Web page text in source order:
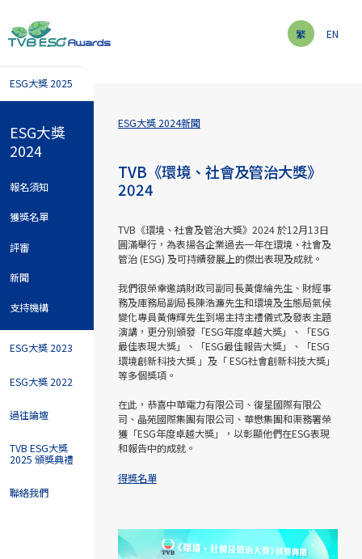
繁 EN
ESG大獎 2025
ESG大獎
2024
報名須知
獲獎名單
評審
新聞
支持機構
ESG大獎 2023
ESG大獎 2022
過往論壇
TVB ESG大獎
2025 頒獎典禮
聯絡我們
ESG大獎 2024新聞
TVB《環境、社會及管治大獎》
2024
TVB《環境、社會及管治大獎》2024 於12月13日
圓滿舉行，為表揚各企業過去一年在環境、社會及
管治 (ESG) 及可持續發展上的傑出表現及成就。
我們很榮幸邀請財政司副司長黃偉綸先生、財經事
務及庫務局副局長陳浩濂先生和環境及生態局氣候
變化專員黃傳輝先生到場主持主禮儀式及發表主題
演講，更分別頒發「ESG年度卓越大獎」、「ESG
最佳表現大獎」、「ESG最佳報告大獎」、「ESG
環境創新科技大獎 」及「 ESG社會創新科技大獎」
等多個獎項。
在此，恭喜中華電力有限公司、復星國際有限公
司、晶苑國際集團有限公司、華懋集團和渠務署榮
獲「ESG年度卓越大獎」，以彰顯他們在ESG表現
和報告中的成就。
得獎名單